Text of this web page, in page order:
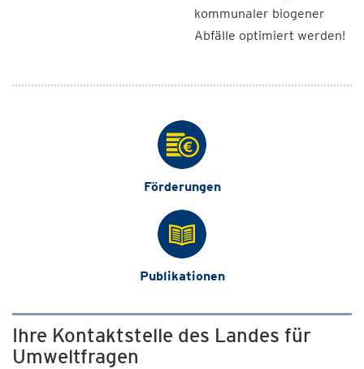
kommunaler biogener
Abfälle optimiert werden!
Förderungen
Publikationen
Ihre Kontaktstelle des Landes für
Umweltfragen